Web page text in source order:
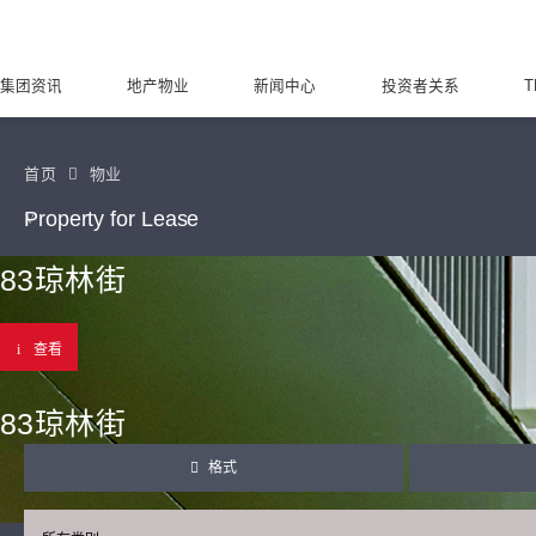
集团资讯 地产物业 新闻中心 投资者关系
首页 物业
Property for Lease
83琼林街
查看
83琼林街
格式